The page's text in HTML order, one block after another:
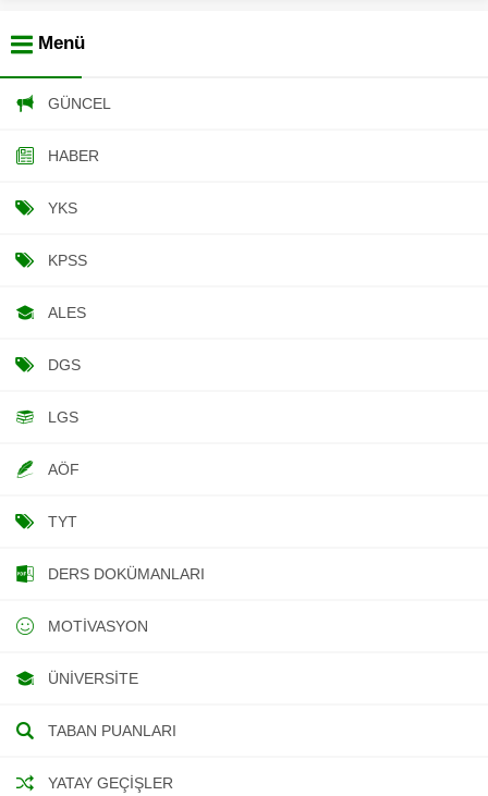
Menü
GÜNCEL
HABER
YKS
KPSS
ALES
DGS
LGS
AÖF
TYT
DERS DOKÜMANLARI
MOTIVASYON
ÜNIVERSITE
TABAN PUANLARI
YATAY GEÇIŞLER